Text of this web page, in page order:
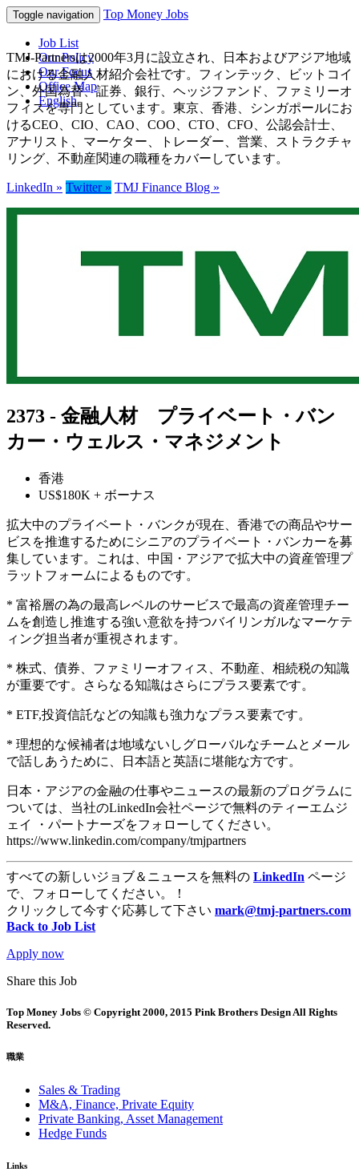
Toggle navigation Top Money Jobs
Job List
Our Policy
Our Focus
Office Map
English
TMJ-Partnersは2000年3月に設立され、日本およびアジア地域
における金融人材紹介会社です。フィンテック、ビットコイ
ン、外国為替、証券、銀行、ヘッジファンド、ファミリーオ
フィスを専門としています。東京、香港、シンガポールにお
けるCEO、CIO、CAO、COO、CTO、CFO、公認会計士、
アナリスト、マーケター、トレーダー、営業、ストラクチャ
リング、不動産関連の職種をカバーしています。
LinkedIn » Twitter » TMJ Finance Blog »
2373 - 金融人材 プライベート・バン
カー・ウェルス・マネジメント
香港
US$180K + ボーナス
拡大中のプライベート・バンクが現在、香港での商品やサー
ビスを推進するためにシニアのプライベート・バンカーを募
集しています。これは、中国・アジアで拡大中の資産管理プ
ラットフォームによるものです。
* 富裕層の為の最高レベルのサービスで最高の資産管理チー
ムを創造し推進する強い意欲を持つバイリンガルなマーケテ
ィング担当者が重視されます。
* 株式、債券、ファミリーオフィス、不動産、相続税の知識
が重要です。さらなる知識はさらにプラス要素です。
* ETF,投資信託などの知識も強力なプラス要素です。
* 理想的な候補者は地域ないしグローバルなチームとメール
で話しあうために、日本語と英語に堪能な方です。
日本・アジアの金融の仕事やニュースの最新のプログラムに
ついては、当社のLinkedIn会社ページで無料のティーエムジ
ェイ ・パートナーズをフォローしてください。
https://www.linkedin.com/company/tmjpartners
すべての新しいジョブ＆ニュースを無料の LinkedIn ページ
で、フォローしてください。！
クリックして今すぐ応募して下さい mark@tmj-partners.com
Back to Job List
Apply now
Share this Job
Top Money Jobs © Copyright 2000, 2015 Pink Brothers Design All Rights
Reserved.
職業
Sales & Trading
M&A, Finance, Private Equity
Private Banking, Asset Management
Hedge Funds
Links